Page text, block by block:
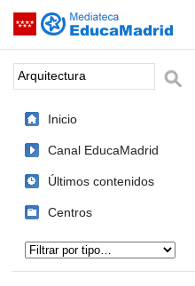
Saltar navegación
Palabra o frase:
Inicio
Canal EducaMadrid
Últimos contenidos
Centros